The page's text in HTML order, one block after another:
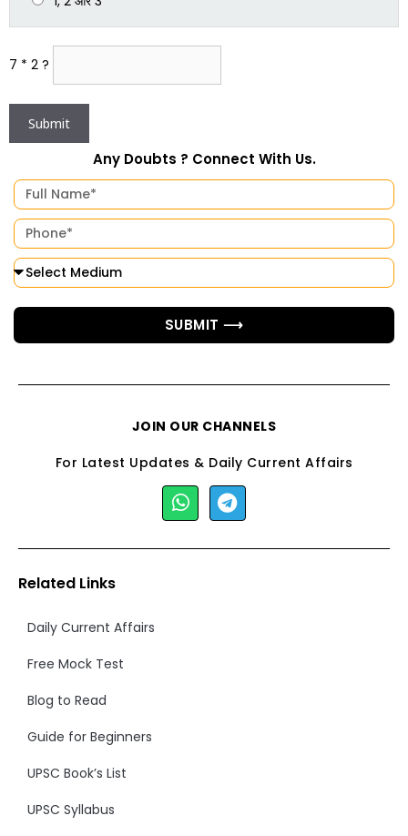
7 * 2 ?
Any Doubts ? Connect With Us.
SUBMIT ⟶
JOIN OUR CHANNELS
For Latest Updates & Daily Current Affairs
Related Links
Daily Current Affairs
Free Mock Test
Blog to Read
Guide for Beginners
UPSC Book’s List
UPSC Syllabus